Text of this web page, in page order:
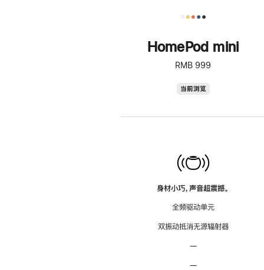
HomePod mini
RMB 999
当前浏览
身材小巧，声音超震撼。
全频驱动单元
双振动抵消无源辐射器
—
—